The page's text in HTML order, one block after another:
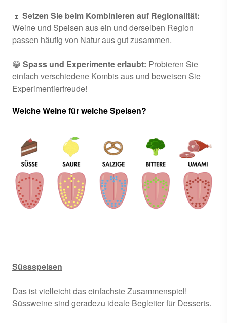
🍷 Setzen Sie beim Kombinieren auf Regionalität:
Weine und Speisen aus ein und derselben Region
passen häufig von Natur aus gut zusammen.
😁 Spass und Experimente erlaubt: Probieren Sie
einfach verschiedene Kombis aus und beweisen Sie
Experimentierfreude!
Welche Weine für welche Speisen?
Süssspeisen
Das ist vielleicht das einfachste Zusammenspiel!
Süssweine sind geradezu ideale Begleiter für Desserts.